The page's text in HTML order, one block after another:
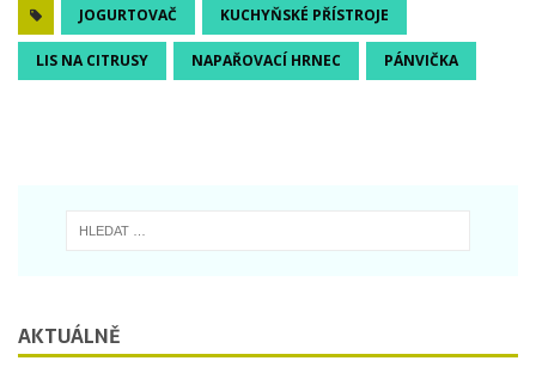
JOGURTOVAČ KUCHYŇSKÉ PŘÍSTROJE
LIS NA CITRUSY NAPAŘOVACÍ HRNEC PÁNVIČKA
AKTUÁLNĚ